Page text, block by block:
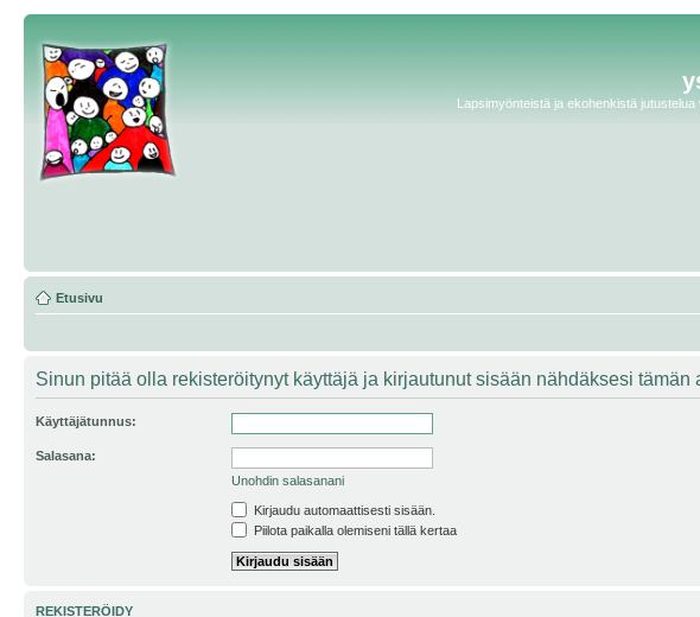
Lapsimyönteistä ja ekohenkistä
Etusivu
Sinun pitää olla rekisteröitynyt käyttäjä ja kirjautunut sisään nähdäksesi tämän
Käyttäjätunnus:
Salasana:
Unohdin salasanani
Kirjaudu automaattisesti sisään.
Piilota paikalla olemiseni tällä kertaa
REKISTERÖIDY